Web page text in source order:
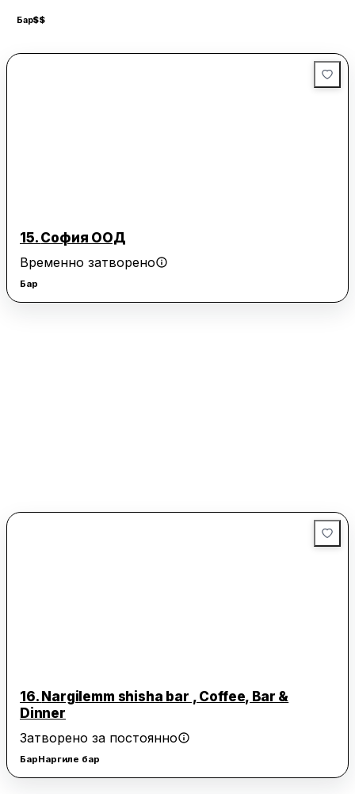
Бар$$
15. София ООД
Временно затворено
Бар
16. Nargilemm shisha bar , Coffee, Bar &
Dinner
Затворено за постоянно
БарНаргиле бар